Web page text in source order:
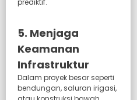
prediktif.
5. Menjaga
Keamanan
Infrastruktur
Dalam proyek besar seperti
bendungan, saluran irigasi,